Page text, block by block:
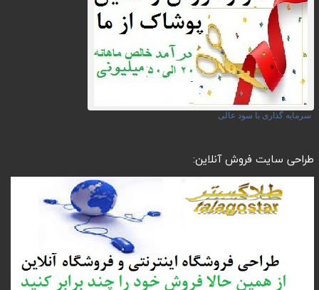
سرمایه گذاری با سود عالی
طراحی سایت فروش آنلاین: